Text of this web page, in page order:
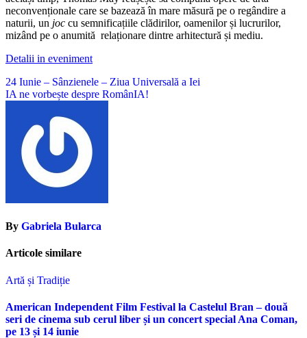
neconvenționale care se bazează în mare măsură pe o regândire a
naturii, un joc cu semnificațiile clădirilor, oamenilor și lucrurilor,
mizând pe o anumită relaționare dintre arhitectură și mediu.
Detalii in eveniment
Navigare
în
articole
24 Iunie – Sânzienele – Ziua Universală a Iei
IA ne vorbește despre RomânIA!
By Gabriela Bularca
Articole similare
Artă și Tradiție
American Independent Film Festival la Castelul Bran – două
seri de cinema sub cerul liber și un concert special Ana Coman,
pe 13 și 14 iunie